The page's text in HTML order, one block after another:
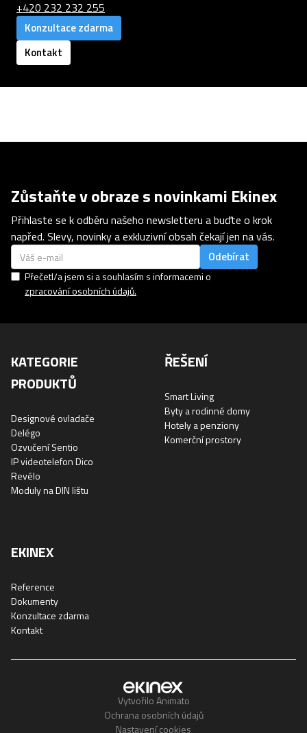
+420 232 232 255
Konzultace zdarma
Kontakt
Zůstaňte v obraze s novinkami Ekinex
Přihlaste se k odběru našeho newsletteru a buďte o krok
napřed. Slevy, novinky a exkluzivní obsah čekají jen na vás.
Přečetl/a jsem si a souhlasím s informacemi o
zpracování osobních údajů.
KATEGORIE
PRODUKTŮ
Designové ovladače
Delégo
Ozvučení Sentio
IP videotelefon Dico
Revélo
Moduly na DIN lištu
ŘEŠENÍ
Smart Living
Byty a rodinné domy
Hotely a penziony
Komerční prostory
EKINEX
Reference
Dokumenty
Konzultace zdarma
Kontakt
Vytvořilo Animato
Ochrana osobních údajů
Nastavení cookies